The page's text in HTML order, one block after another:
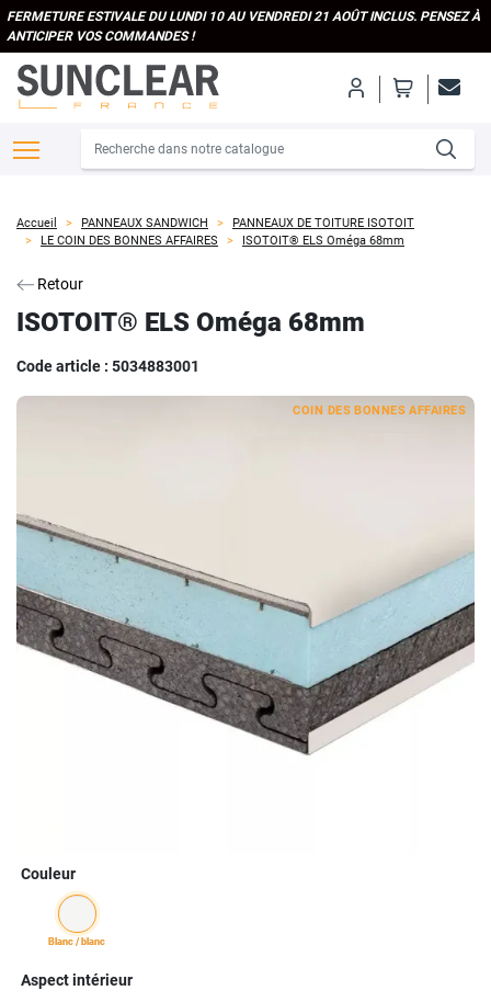
FERMETURE ESTIVALE DU LUNDI 10 AU VENDREDI 21 AOÛT INCLUS. PENSEZ À
ANTICIPER VOS COMMANDES !
Accueil PANNEAUX SANDWICH
PANNEAUX DE TOITURE ISOTOIT
LE COIN DES BONNES AFFAIRES
ISOTOIT® ELS Oméga 68mm
Retour
ISOTOIT® ELS Oméga 68mm
Code article : 5034883001
COIN DES BONNES AFFAIRES
Couleur
blanc / blanc
Aspect intérieur